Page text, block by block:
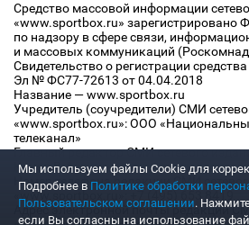
Средство массовой информации
«www.sportbox.ru» зарегистрировано
по надзору в сфере связи,
и массовых коммуникаций
Свидетельство о регистрации
Эл № ФС77-72613 от 04.04.2018
Название — www.sportbox.ru
Учредитель (соучредители) СМИ
«www.sportbox.ru»: ООО
телеканал»
Главный редактор СМИ сетевого
Конов В.А.
Номер телефона редакции СМИ
«www.sportbox.ru»: +7 (495) 653 8419
Адрес электронной почты редакции
Мы используем файлы Сookie для
Подробнее в Политике обработки
Пользовательском соглашении.
если Вы согласны на использование